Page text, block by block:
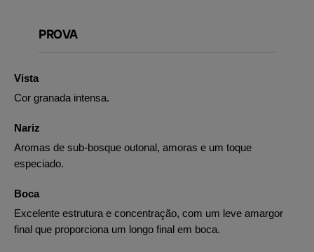
PROVA
Vista
Cor granada intensa.
Nariz
Aromas de sub-bosque outonal, amoras e um toque
especiado.
Boca
Excelente estrutura e concentração, com um leve amargor
final que proporciona um longo final em boca.